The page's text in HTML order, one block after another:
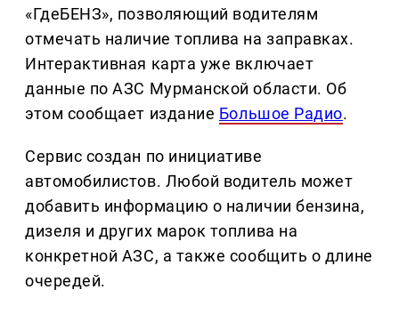
«ГдеБЕНЗ», позволяющий водителям
отмечать наличие топлива на заправках.
Интерактивная карта уже включает
данные по АЗС Мурманской области. Об
этом сообщает издание Большое Радио.
Сервис создан по инициативе
автомобилистов. Любой водитель может
добавить информацию о наличии бензина,
дизеля и других марок топлива на
конкретной АЗС, а также сообщить о длине
очередей.